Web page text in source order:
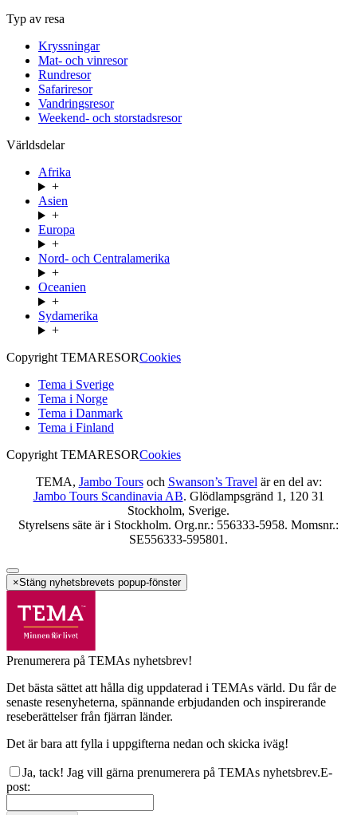
Typ av resa
Kryssningar
Mat- och vinresor
Rundresor
Safariresor
Vandringsresor
Weekend- och storstadsresor
Världsdelar
Afrika
+
Asien
+
Europa
+
Nord- och Centralamerika
+
Oceanien
+
Sydamerika
+
Copyright TEMARESORCookies
Tema i Sverige
Tema i Norge
Tema i Danmark
Tema i Finland
Copyright TEMARESORCookies
TEMA, Jambo Toursoch Swanson’s Travel är en del av:
Jambo Tours Scandinavia AB. Glödlampsgränd 1, 120 31
Stockholm, Sverige.
Styrelsens säte är i Stockholm. Org.nr.: 556333-5958. Momsnr.:
SE556333-595801.
×Stäng nyhetsbrevets popup-fönster
Prenumerera på TEMAs nyhetsbrev!
Det bästa sättet att hålla dig uppdaterad i TEMAs värld. Du får de
senaste resenyheterna, spännande erbjudanden och inspirerande
reseberättelser från fjärran länder.
Det är bara att fylla i uppgifterna nedan och skicka iväg!
Ja, tack! Jag vill gärna prenumerera på TEMAs nyhetsbrev.E-
post: